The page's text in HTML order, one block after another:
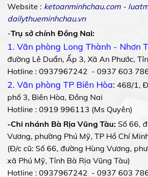
Website : ketoanminhchau.com-
dailythueminhchau.vn
-Trụ sở chính Đồng Nai:
1. Văn phòng Long Thành - Nhơn
đường Lê Duẩn, Ấp 3, Xã An Phước,
Hotline : 0937967242 - 0937 603
2. Văn phòng TP Biên Hòa: 468/1,
phố 3, Biên Hòa, Đồng Nai
Hotline : 0919 996113 (Ms Quyên)
-Chi nhánh Bà Rịa Vũng Tàu: Số 66,
Vương, phường Phú Mỹ, TP Hồ Chí
(Đ/c cũ: Số 66, đường Hùng Vương,
xã Phú Mỹ, Tỉnh Bà Rịa Vũng Tàu)
Hotline : 0937967242 - 0937 603